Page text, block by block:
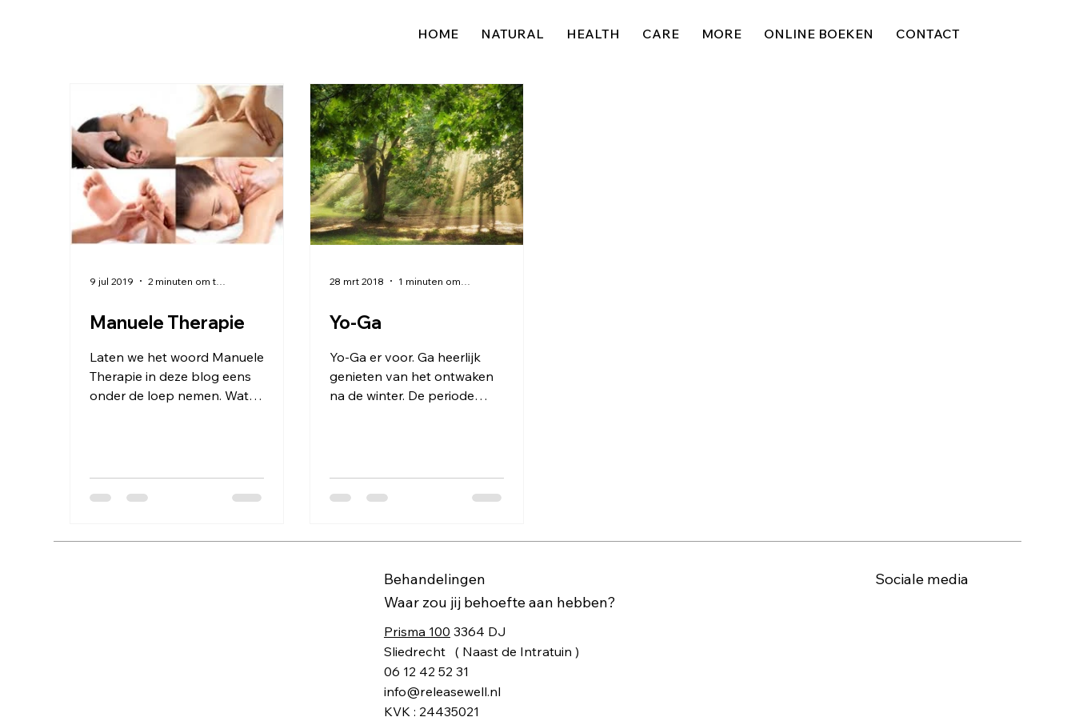
HOME NATURAL HEALTH CARE MORE ONLINE BOEKEN CONTACT
Manuele Therapie
Laten we het woord Manuele
Therapie in deze blog eens
onder de loep nemen. Wat
9 jul 2019
Yo-Ga
Yo-Ga er voor. Ga heerlijk
genieten van het ontwaken
na de winter. De periode
28 mrt 2018
Behandelingen
Waar zou jij behoefte aan hebben?
Prisma 100 3364 DJ
Sliedrecht ( Naast de Intratuin )​
06 12 42 52 31
info@releasewell.nl
KVK : 24435021
Sociale media